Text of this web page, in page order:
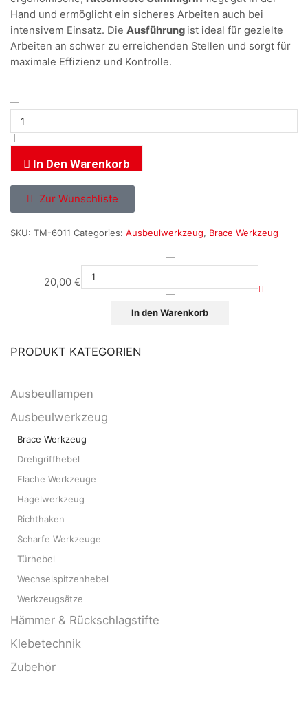
Hand und ermöglicht ein sicheres Arbeiten auch bei
intensivem Einsatz. Die Ausführung ist ideal für gezielte
Arbeiten an schwer zu erreichenden Stellen und sorgt für
maximale Effizienz und Kontrolle.
In Den Warenkorb
Zur Wunschliste
SKU: TM-6011 Categories: Ausbeulwerkzeug, Brace Werkzeug
20,00 €
In den Warenkorb
PRODUKT KATEGORIEN
Ausbeullampen
Ausbeulwerkzeug
Brace Werkzeug
Drehgriffhebel
Flache Werkzeuge
Hagelwerkzeug
Richthaken
Scharfe Werkzeuge
Türhebel
Wechselspitzenhebel
Werkzeugsätze
Hämmer & Rückschlagstifte
Klebetechnik
Zubehör